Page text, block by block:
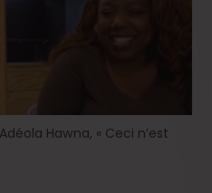
Hawna, « Ceci n’est